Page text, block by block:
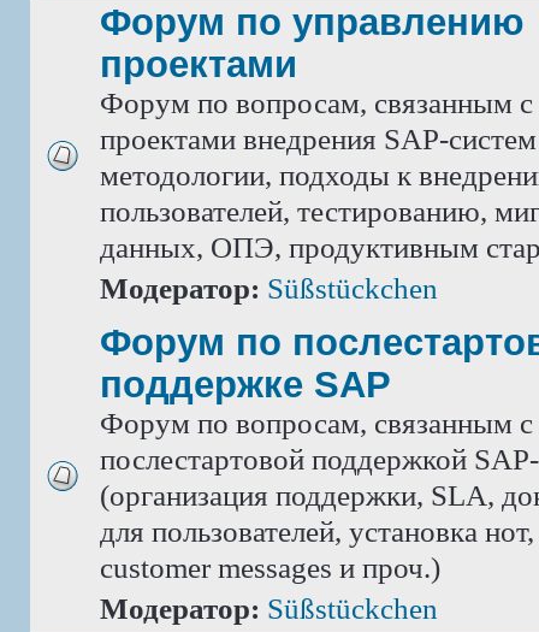
Форум по управлению
проектами
Форум по вопросам, связанным с
проектами внедрения SAP-
методологии, подходы к
пользователей, тестированию,
данных, ОПЭ, продуктивным
Модератор: Süßstückchen
Форум по
поддержке SAP
Форум по вопросам, связанным с
послестартовой поддержкой
(организация поддержки, SLA,
для пользователей, установка
customer messages и проч.)
Модератор: Süßstückchen